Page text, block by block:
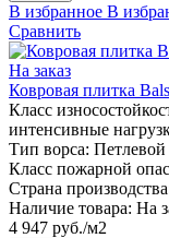
В избранное В
Сравнить
На заказ
Ковровая плитка
Класс
интенсивные
Тип ворса: Петлевой
Класс пожарной
Страна
Наличие товара: На
4 947 руб./м2